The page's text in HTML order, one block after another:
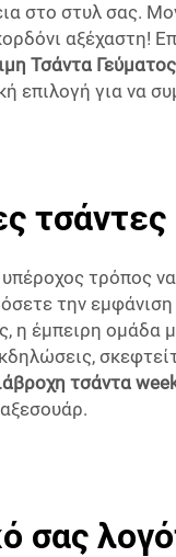
στο στυλ σας.
αξέχαστη!
Τσάντα
επιλογή για να
τρόπος
την
η έμπειρη ομάδα
τσάντα
σας